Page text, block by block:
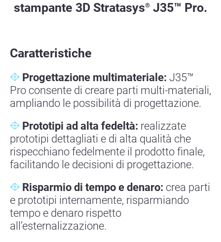
stampante 3D Stratasys® J35™ Pro.
Caratteristiche
Progettazione multimateriale: J35™
Pro consente di creare parti multi-materiali,
ampliando le possibilità di progettazione.
Prototipi ad alta fedeltà: realizzate
prototipi dettagliati e di alta qualità che
rispecchiano fedelmente il prodotto finale,
facilitando le decisioni di progettazione.
Risparmio di tempo e denaro: crea parti
e prototipi internamente, risparmiando
tempo e denaro rispetto
all’esternalizzazione.